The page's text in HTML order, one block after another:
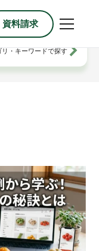
資料請求
リ・キーワードで探す